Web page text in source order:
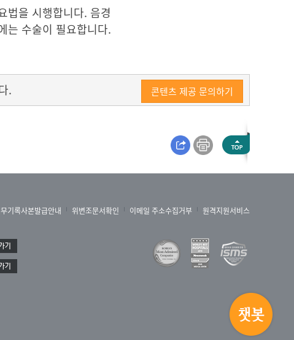
법을 시행합니다. 음경
는 수술이 필요합니다.
. 콘텐츠 제공 문의하기
기록사본발급안내 위변조문서확인 이메일 주소수집거부 원격지원서비스